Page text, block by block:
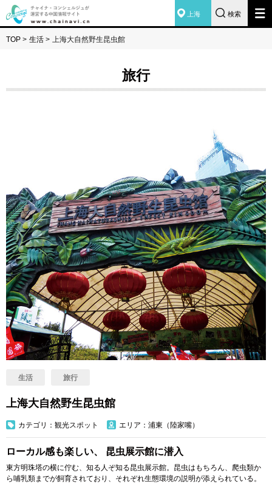
上海 検索
TOP > 生活 > 上海大自然野生昆虫館
旅行
生活 旅行
上海大自然野生昆虫館
カテゴリ：観光スポット エリア：浦東（陸家嘴）
ローカル感も楽しい、 昆虫展示館に潜入
東方明珠塔の横に佇む、知る人ぞ知る昆虫展示館。昆虫はもちろん、爬虫類か
ら哺乳類までが飼育されており、それぞれ生態環境の説明が添えられている。